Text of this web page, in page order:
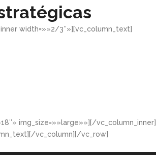
width=»»2/3″»][vc_column_text]
img_size=»»large»»][/
vc_column][/vc_row]